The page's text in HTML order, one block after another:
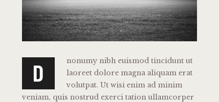
D
nonumy nibh euismod tincidunt ut
laoreet dolore magna aliquam erat
volutpat. Ut wisi enim ad minim
veniam, quis nostrud exerci tation ullamcorper